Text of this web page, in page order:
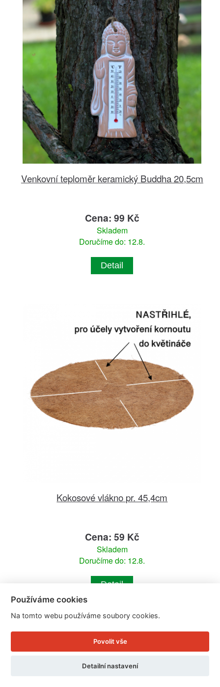
Venkovní teploměr keramický Buddha 20,5cm
Cena: 99 Kč
Skladem
Doručíme do: 12.8.
Detail
Kokosové vlákno pr. 45,4cm
Cena: 59 Kč
Skladem
Doručíme do: 12.8.
Detail
Používáme cookies
Na tomto webu používáme soubory cookies.
Povolit vše
Detailní nastavení